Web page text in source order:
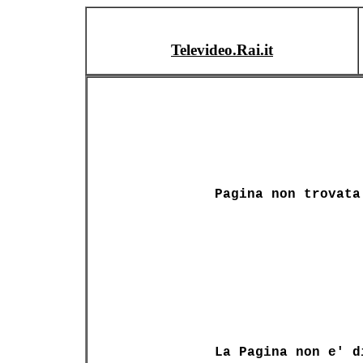
Televideo.Rai.it
Pagina non trovata
La Pagina non e'